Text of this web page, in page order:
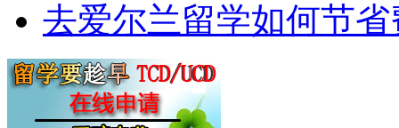
去爱尔兰留学如何节省